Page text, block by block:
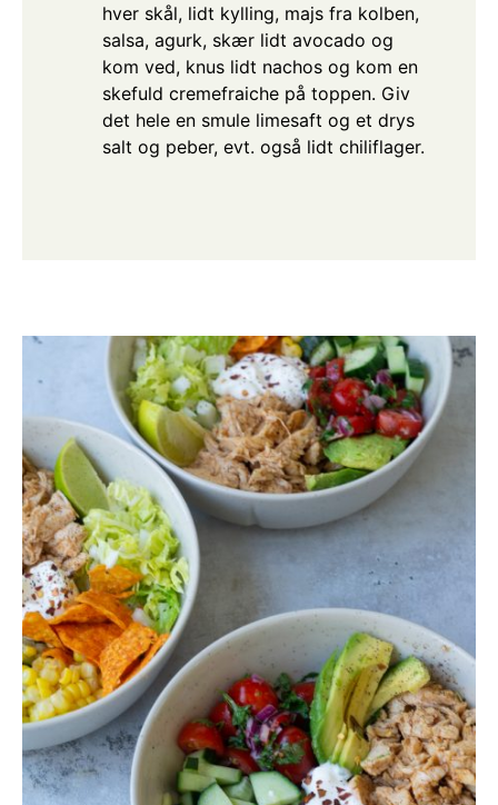
hver skål, lidt kylling, majs fra kolben,
salsa, agurk, skær lidt avocado og
kom ved, knus lidt nachos og kom en
skefuld cremefraiche på toppen. Giv
det hele en smule limesaft og et drys
salt og peber, evt. også lidt chiliflager.